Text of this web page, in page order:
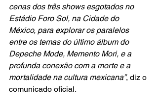
cenas dos três shows esgotados no
Estádio Foro Sol, na Cidade do
México, para explorar os paralelos
entre os temas do último álbum do
Depeche Mode, Memento Mori, e a
profunda conexão com a morte e a
mortalidade na cultura mexicana”, diz o
comunicado oficial.